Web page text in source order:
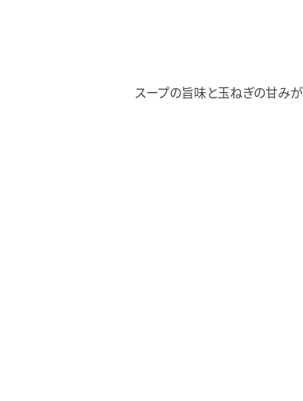
スープの旨味と玉ねぎの甘み